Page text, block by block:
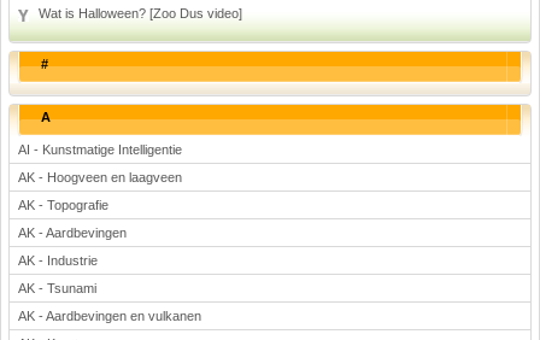
Engels
Frans, Duits, Chinees, Spaans
Geschiedenis
Handvaardigheid en Tekenen
Levensbeschouwing
Lichamelijke opvoeding
Muziek
Natuurkunde
Nederlands
Rekenen
Scheikunde
Wat is Halloween? [Zoo Dus video]
#
A
AI - Kunstmatige Intelligentie
AK - Hoogveen en laagveen
AK - Topografie
AK - Aardbevingen
AK - Industrie
AK - Tsunami
AK - Aardbevingen en vulkanen